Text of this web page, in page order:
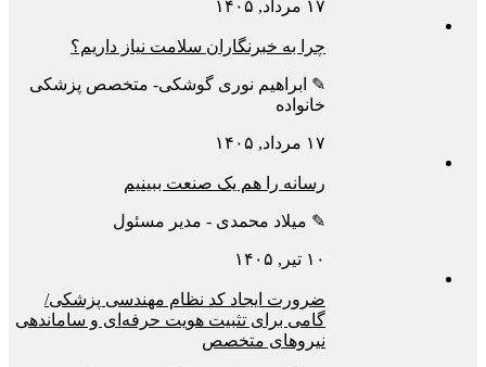
۱۷ مرداد, ۱۴۰۵
چرا به خبرنگاران سلامت نیاز داریم؟
✎ ابراهیم نوری گوشکی- متخصص پزشکی
خانواده
۱۷ مرداد, ۱۴۰۵
رسانه را هم یک صنعت ببینیم
✎ میلاد محمدی - مدیر مسئول
۱۰ تیر, ۱۴۰۵
ضرورت ایجاد کد نظام مهندسی پزشکی/
گامی برای تثبیت هویت حرفه‌ای و ساماندهی
نیروهای متخصص